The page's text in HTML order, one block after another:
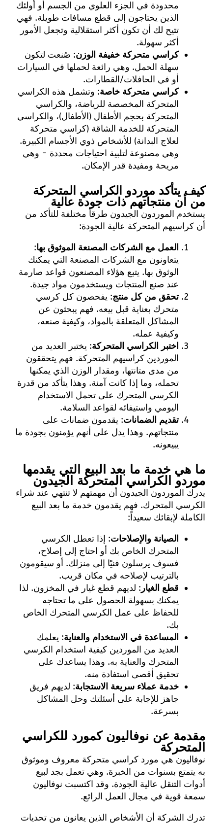
محدودة في الجزء العلوي من الجسم أو أولئك
الذين يحتاجون إلى قطع مسافات طويلة. فهي
تتيح لك أن تكون أكثر استقلالية وتجعل الأمور
أكثر سهولة.
كراسي متحركة خفيفة الوزن: صُنعت لتكون
سهلة الحمل. وهي رائعة لحملها في السيارات
أو في الحافلات/القطارات.
كراسي متحركة خاصة: وتشمل هذه الكراسي
المتحركة المخصصة للرياضة، والكراسي
المتحركة بحجم الأطفال (الأطفال)، والكراسي
المتحركة للخدمة الشاقة (كراسي متحركة
لعلاج البدانة) للأشخاص ذوي الأجسام الكبيرة.
وهي مصنوعة لتلبية احتياجات محددة - وهي
مريحة ومفيدة قدر الإمكان.
كيف يتأكد موردو الكراسي المتحركة
من أن منتجاتهم ذات جودة عالية
يستخدم الموردون الجيدون طرقاً مختلفة للتأكد من
أن كراسيهم المتحركة عالية الجودة:
العمل مع الشركات المصنعة الموثوق بها:
يتعاونون مع الشركات المصنعة التي يمكنك
الوثوق بها. يتبع هؤلاء المصنعون قواعد صارمة
عند صنع المنتجات ويستخدمون مواد جيدة.
تحقق من كل منتج: يفحصون كل كرسي
متحرك بعناية قبل بيعه. فهم يبحثون عن
المشاكل المتعلقة بالمواد، وكيفية صنعه،
وكيفية عمله.
اختبر الكراسي المتحركة: يختبر العديد من
الموردين كراسيهم المتحركة. فهم يتحققون
من مدى متانتها، ومقدار الوزن الذي يمكنها
تحمله، وما إذا كانت آمنة. وهذا يتأكد من قدرة
الكرسي المتحرك على تحمل الاستخدام
اليومي واستيفائه لقواعد السلامة.
تقديم الضمانات: يقدمون ضمانات على
منتجاتهم. وهذا يدل على أنهم يؤمنون بجودة ما
يبيعونه.
ما هي خدمة ما بعد البيع التي يقدمها
موردو الكراسي المتحركة الجيدون
يدرك الموردون الجيدون أن مهمتهم لا تنتهي عند شراء
الكرسي المتحرك. فهم يقدمون خدمة ما بعد البيع
الكاملة لإبقائك سعيداً:
الصيانة والإصلاحات: إذا تعطل الكرسي
المتحرك الخاص بك أو احتاج إلى إصلاح،
فسوف يرسلون فنيًا إلى منزلك. أو سيقومون
بالترتيب لإصلاحه في مكان قريب.
قطع الغيار: لديهم قطع غيار في المخزون. لذا
يمكنك بسهولة الحصول على ما تحتاجه
للحفاظ على عمل الكرسي المتحرك الخاص
المساعدة في الاستخدام والعناية: يعلمك
العديد من الموردين كيفية استخدام الكرسي
المتحرك والعناية به. وهذا يساعدك على
تحقيق أقصى استفادة منه.
خدمة عملاء سريعة الاستجابة: لديهم فريق
جاهز للإجابة على أسئلتك وحل المشاكل
بسرعة.
مقدمة عن نوفاليون كمورد للكراسي
المتحركة
نوفاليونهي مورد كراسي متحركة معروف وموثوق
به يتمتع بسنوات من الخبرة. وهي تعمل بجد لبيع
أدوات التنقل عالية الجودة. وقد اكتسبت نوفاليون
سمعة قوية في مجال العمل الرائع.
تدرك الشركة أن الأشخاص الذين يعانون من تحديات